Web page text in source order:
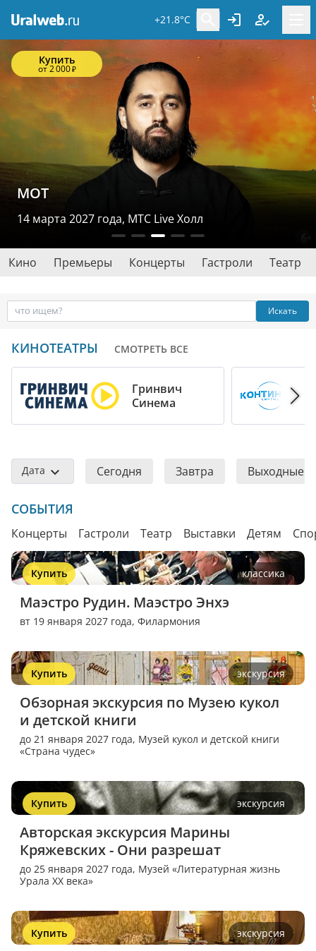
+21.8°C
Купить
от 2 000₽
МОТ
14 марта 2027 года, MTC Live Холл
Кино Премьеры Концерты Гастроли Театр
Искать
КИНОТЕАТРЫ СМОТРЕТЬ ВСЕ
Гринвич
Синема
Дата Сегодня Завтра Выходные
СОБЫТИЯ
Концерты Гастроли Театр Выставки Детям
Купить классика
Маэстро Рудин. Маэстро Энхэ
вт 19 января 2027 года, Филармония
Купить экскурсия
Обзорная экскурсия по Музею кукол
и детской книги
до 21 января 2027 года, Музей кукол и детской книги
«Страна чудес»
Купить экскурсия
Авторская экскурсия Марины
Кряжевских - Они разрешат
до 25 января 2027 года, Музей «Литературная жизнь
Урала XX века»
Купить экскурсия